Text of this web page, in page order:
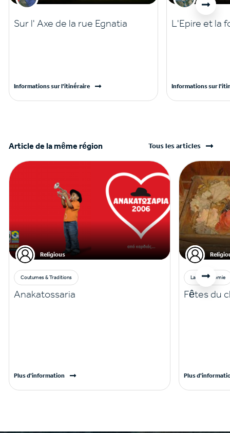
Sur l' Axe de la rue Egnatia
Informations sur l'itinéraire
L'Epire et la
Informations sur
Article de la même région Tous les articles
Religious
Coutumes & Traditions
Anakatossaria
Plus d'information
La gastronomie
Fêtes du
Plus